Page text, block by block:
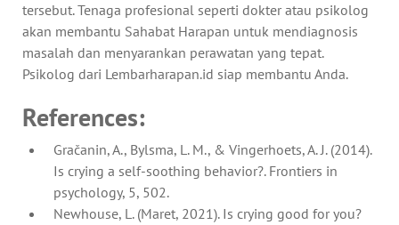
tersebut. Tenaga profesional seperti dokter atau psikolog
akan membantu Sahabat Harapan untuk mendiagnosis
masalah dan menyarankan perawatan yang tepat.
Psikolog dari Lembarharapan.id siap membantu Anda.
References:
Gračanin, A., Bylsma, L. M., & Vingerhoets, A. J. (2014).
Is crying a self-soothing behavior?. Frontiers in
psychology, 5, 502.
Newhouse, L. (Maret, 2021). Is crying good for you?